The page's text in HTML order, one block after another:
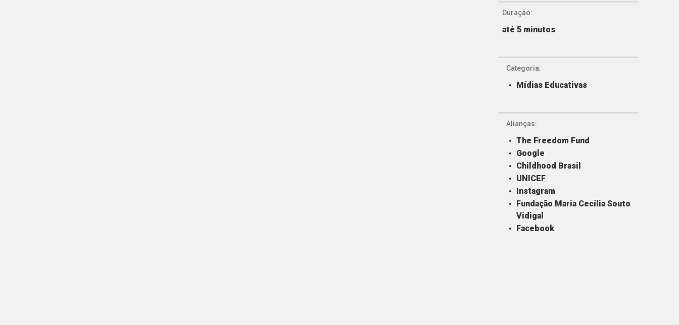
Duração:
até 5 minutos
Categoria:
Mídias Educativas
Alianças:
The Freedom Fund
Google
Childhood Brasil
UNICEF
Instagram
Fundação Maria Cecília Souto
Vidigal
Facebook